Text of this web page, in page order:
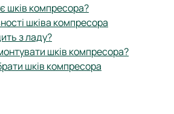
шків компресора?
шківа компресора
з ладу?
шків компресора?
шків компресора